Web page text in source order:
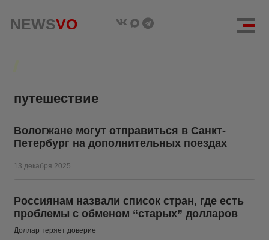
NEWSVO
NEWSVO
путешествие
Вологжане могут отправиться в Санкт-
Петербург на дополнительных поездах
13 декабря 2025
Россиянам назвали список стран, где есть
проблемы с обменом “старых” долларов
Доллар теряет доверие